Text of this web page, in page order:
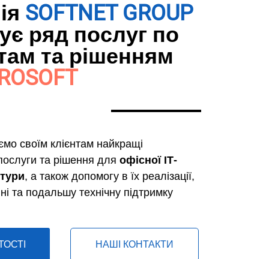
SOFTNET GROUP
ряд послуг по
та рішенням
своїм клієнтам найкращі
та рішення для офісної ІТ-
, а також допомогу в їх реалізації,
та подальшу технічну підтримку
НАШІ КОНТАКТИ